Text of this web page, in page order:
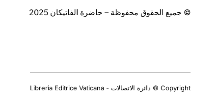
© جميع الحقوق محفوظة – حاضرة الفاتيكان 2025
Copyright © دائرة الاتصالات - Libreria Editrice Vaticana